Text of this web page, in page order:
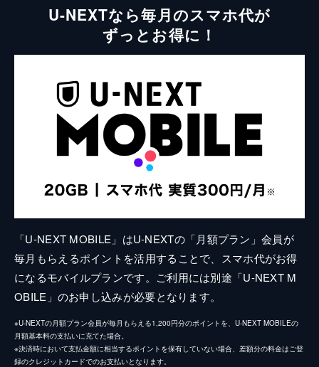
U-NEXTなら毎月のスマホ代が
ずっとお得に！
「U-NEXT MOBILE」はU-NEXTの「月額プラン」会員が
毎月もらえるポイントを活用することで、スマホ代がお得
になるモバイルプランです。ご利用には別途「U-NEXT M
OBILE」のお申し込みが必要となります。
※U-NEXTの月額プラン会員が毎月もらえる1,200円分のポイントを、U-NEXT MOBILEの
月額基本料の支払いに充てた場合。
※決済時において支払金額に相当するポイントを保有していない場合、差額分の料金はご登
録のクレジットカードでのお支払いとなります。